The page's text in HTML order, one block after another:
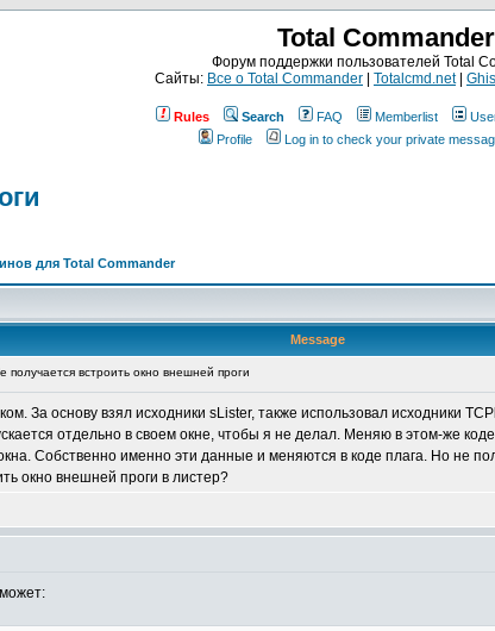
Total Commander
Форум поддержки пользователей Total
Сайты: Все о Total Commander Totalcmd.net|
Rules Search FAQ Memberlist
Profile
Log in to check your private
для Total Commander
Message
встроить окно внешней проги
За основу взял исходники sLister, также использовал исходники
отдельно в своем окне, чтобы я не делал. Меняю в этом-же
Собственно именно эти данные и меняются в коде плага. Но не
окно внешней проги в листер?